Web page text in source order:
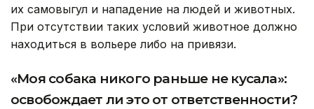
их самовыгул и нападение на людей и животных.
При отсутствии таких условий животное должно
находиться в вольере либо на привязи.
«Моя собака никого раньше не кусала»:
освобождает ли это от ответственности?